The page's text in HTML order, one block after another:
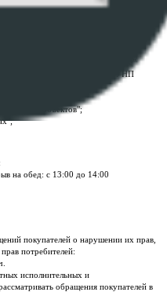
предприятие по оказанию
защищены авторским
услуг "БелЮрОбеспечение"
1Б, e-mail:
, УНП
Беларусь:
объектов";
на обед: с 13:00 до 14:00
покупателей о нарушении их прав,
потребителей:
исполнительных и
обращения покупателей в